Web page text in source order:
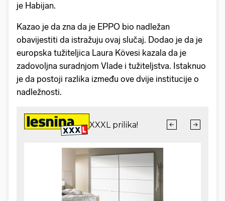
je Habijan.
Kazao je da zna da je EPPO bio nadležan
obavijestiti da istražuju ovaj slučaj. Dodao je da je
europska tužiteljica Laura Kövesi kazala da je
zadovoljna suradnjom Vlade i tužiteljstva. Istaknuo
je da postoji razlika između ove dvije institucije o
nadležnosti.